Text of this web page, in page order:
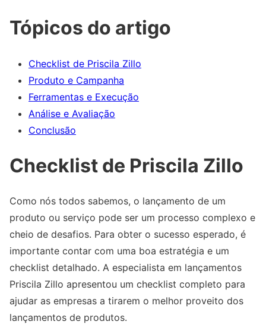
Tópicos do artigo
Checklist de Priscila Zillo
Produto e Campanha
Ferramentas e Execução
Análise e Avaliação
Conclusão
Checklist de Priscila Zillo
Como nós todos sabemos, o lançamento de um
produto ou serviço pode ser um processo complexo e
cheio de desafios. Para obter o sucesso esperado, é
importante contar com uma boa estratégia e um
checklist detalhado. A especialista em lançamentos
Priscila Zillo apresentou um checklist completo para
ajudar as empresas a tirarem o melhor proveito dos
lançamentos de produtos.